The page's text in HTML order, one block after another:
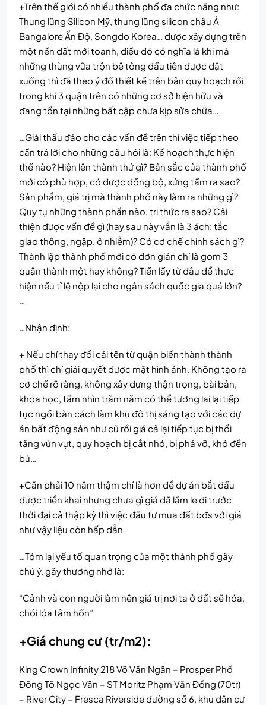
+Trên thế giới có nhiều thành phố đa chức năng như:
Thung lũng Silicon Mỹ, thung lũng silicon châu Á
Bangalore Ấn Độ, Songdo Korea… được xây dựng trên
một nền đất mới toanh, điều đó có nghĩa là khi mà
những thùng vữa trộn bê tông đầu tiên được đặt
xuống thì đã theo ý đồ thiết kế trên bản quy hoạch rồi
trong khi 3 quận trên có những cơ sở hiện hữu và
đang tồn tại những bất cập chưa kịp sửa chữa…
…Giải thấu đáo cho các vấn đề trên thì việc tiếp theo
cần trả lời cho những câu hỏi là: Kế hoạch thực hiện
thế nào? Hiện lên thành thứ gì? Bản sắc của thành phố
mới có phù hợp, có được đồng bộ, xứng tầm ra sao?
Sản phẩm, giá trị mà thành phố này làm ra những gì?
Quy tụ những thành phần nào, tri thức ra sao? Cải
thiện được vấn đề gì (hay sau này vẫn là 3 ách: tắc
giao thông, ngập, ô nhiễm)? Có cơ chế chính sách gì?
Thành lập thành phố mới có đơn giản chỉ là gom 3
quận thành một hay không? Tiền lấy từ đâu để thực
hiện nếu tỉ lệ nộp lại cho ngân sách quốc gia quá lớn?
…
…Nhận định:
+ Nếu chỉ thay đổi cái tên từ quận biến thành thành
phố thì chỉ giải quyết được mặt hình ảnh. Không tạo ra
cơ chế rõ ràng, không xây dựng thận trọng, bài bản,
khoa học, tầm nhìn trăm năm có thể tương lai lại tiếp
tục ngồi bàn cách làm khu đô thị sáng tạo với các dự
án bất động sản như cũ rồi giá cả lại tiếp tục bị thổi
tăng vùn vụt, quy hoạch bị cắt nhỏ, bị phá vỡ, khó đền
bù…
+Cần phải 10 năm thậm chí là hơn để dự án bắt đầu
được triển khai nhưng chưa gì giá đã lăm le đi trước
thời đại cả thập kỷ thì việc đầu tư mua đất bđs với giá
như vậy liệu còn hấp dẫn
…Tóm lại yếu tố quan trọng của một thành phố gây
chú ý, gây thương nhớ là:
“Cảnh và con người làm nên giá trị nơi ta ở đất sẽ hóa,
chói lóa tâm hồn”
+Giá chung cư (tr/m2):
King Crown Infinity 218 Võ Văn Ngân – Prosper Phố
Đông Tô Ngọc Vân – ST Moritz Phạm Văn Đồng (70tr)
– River City – Fresca Riverside đường số 6, khu dân cư